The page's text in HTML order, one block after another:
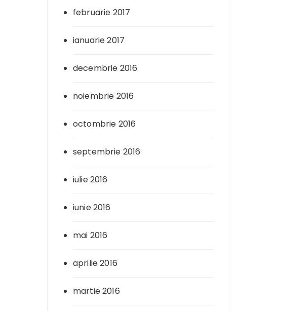
februarie 2017
ianuarie 2017
decembrie 2016
noiembrie 2016
octombrie 2016
septembrie 2016
iulie 2016
iunie 2016
mai 2016
aprilie 2016
martie 2016